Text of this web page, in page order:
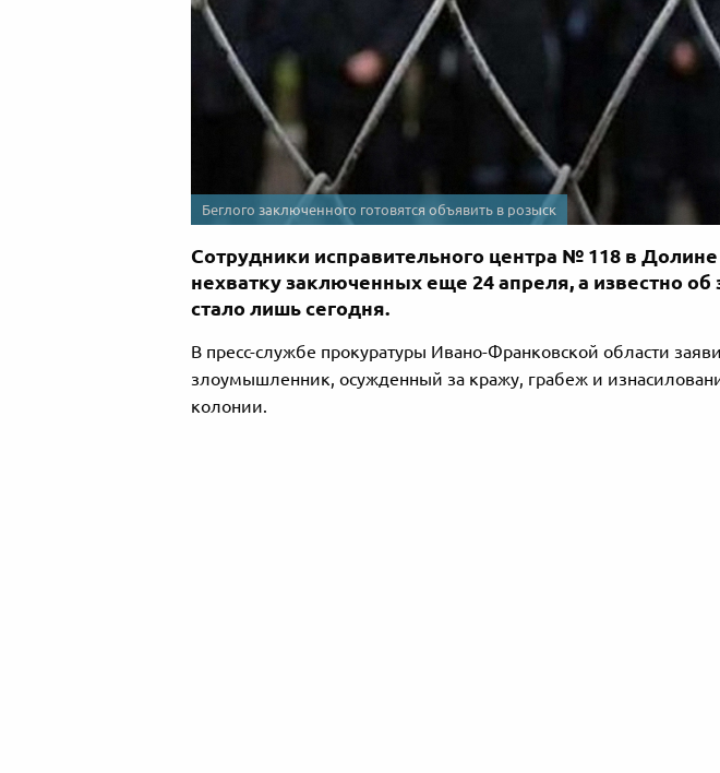
Беглого заключенного готовятся объявить в розыск
Сотрудники исправительного центра № 118 в
нехватку заключенных еще 24 апреля, а известно об
стало лишь сегодня.
В пресс-службе прокуратуры Ивано-Франковской области
злоумышленник, осужденный за кражу, грабеж и
колонии.